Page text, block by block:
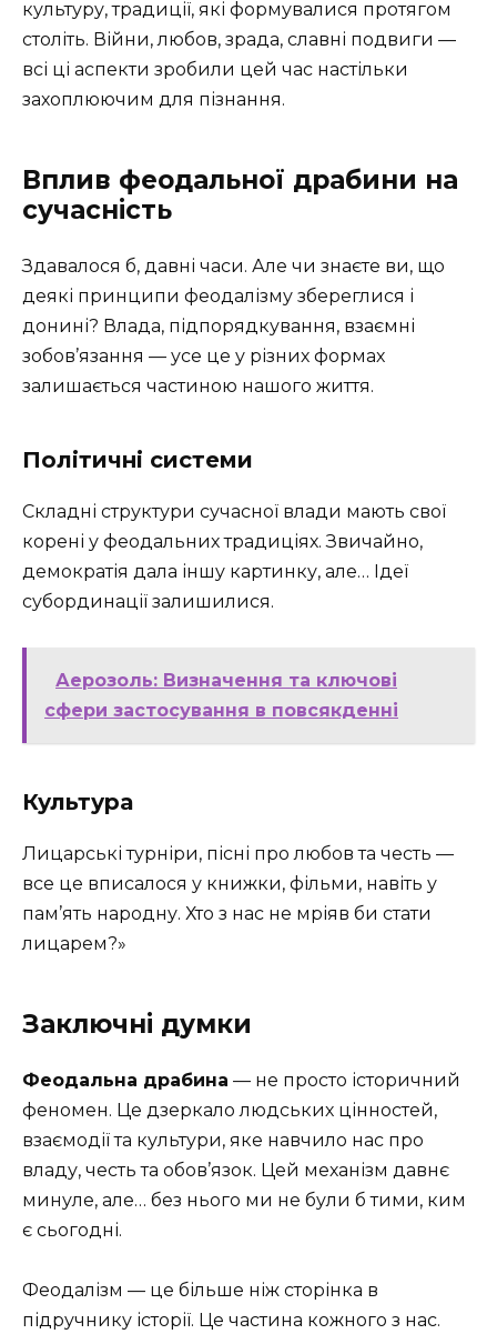
культуру, традиції, які формувалися протягом
століть. Війни, любов, зрада, славні подвиги —
всі ці аспекти зробили цей час настільки
захоплюючим для пізнання.
Вплив феодальної драбини на
сучасність
Здавалося б, давні часи. Але чи знаєте ви, що
деякі принципи феодалізму збереглися і
донині? Влада, підпорядкування, взаємні
зобов’язання — усе це у різних формах
залишається частиною нашого життя.
Політичні системи
Складні структури сучасної влади мають свої
корені у феодальних традиціях. Звичайно,
демократія дала іншу картинку, але… Ідеї
субординації залишилися.
Аерозоль: Визначення та ключові
сфери застосування в повсякденні
Культура
Лицарські турніри, пісні про любов та честь —
все це вписалося у книжки, фільми, навіть у
пам’ять народну. Хто з нас не мріяв би стати
лицарем?»
Заключні думки
Феодальна драбина — не просто історичний
феномен. Це дзеркало людських цінностей,
взаємодії та культури, яке навчило нас про
владу, честь та обов’язок. Цей механізм давнє
минуле, але… без нього ми не були б тими, ким
є сьогодні.
Феодалізм — це більше ніж сторінка в
підручнику історії. Це частина кожного з нас.